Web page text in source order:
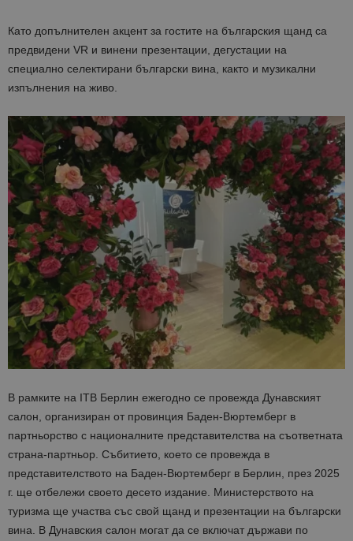
Като допълнителен акцент за гостите на българския щанд са
предвидени VR и винени презентации, дегустации на
специално селектирани български вина, както и музикални
изпълнения на живо.
В рамките на ITB Берлин ежегодно се провежда Дунавският
салон, организиран от провинция Баден-Вюртемберг в
партньорство с националните представителства на съответната
страна-партньор. Събитието, което се провежда в
представителството на Баден-Вюртемберг в Берлин, през 2025
г. ще отбележи своето десето издание. Министерството на
туризма ще участва със свой щанд и презентации на български
вина. В Дунавския салон могат да се включат държави по